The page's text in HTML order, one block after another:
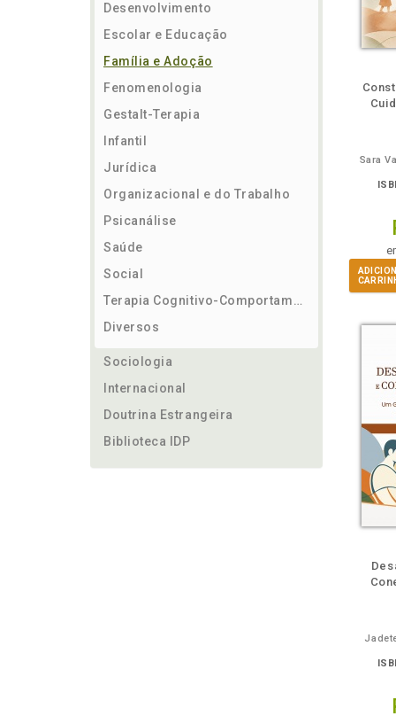
Desenvolvimento
Escolar e Educação
Família e Adoção
Fenomenologia
Gestalt-Terapia
Infantil
Jurídica
Organizacional e do Trabalho
Psicanálise
Saúde
Social
Terapia Cognitivo-Comportamental
Diversos
Sociologia
Internacional
Doutrina Estrangeira
Biblioteca IDP
Sara
TambémTambém
Folheie